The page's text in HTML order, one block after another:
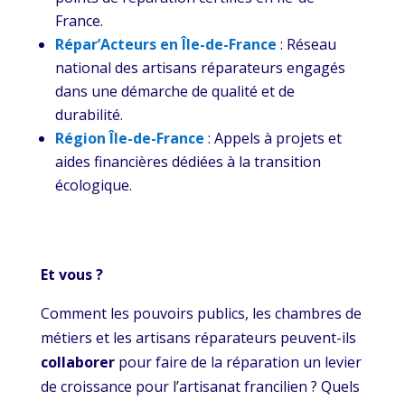
France.
Répar’Acteurs en Île-de-France : Réseau
national des artisans réparateurs engagés
dans une démarche de qualité et de
durabilité.
Région Île-de-France : Appels à projets et
aides financières dédiées à la transition
écologique.
Et vous ?
Comment les pouvoirs publics, les chambres de
métiers et les artisans réparateurs peuvent-ils
collaborerpour faire de la réparation un levier
de croissance pour l’artisanat francilien ? Quels